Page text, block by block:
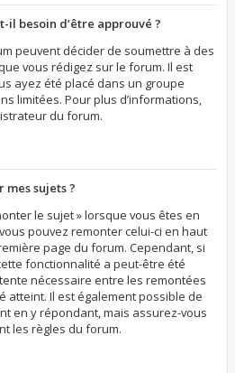
il besoin d’être approuvé ?
peuvent décider de soumettre à des
vous rédigez sur le forum. Il est
ayez été placé dans un groupe
limitées. Pour plus d’informations,
du forum.
sujets ?
le sujet » lorsque vous êtes en
pouvez remonter celui-ci en haut
page du forum. Cependant, si
fonctionnalité a peut-être été
nécessaire entre les remontées
atteint. Il est également possible de
en y répondant, mais assurez-vous
les règles du forum.